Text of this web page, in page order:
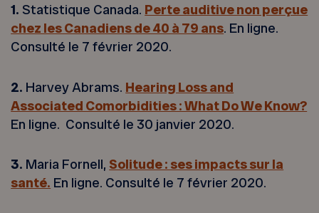
1. Statistique Canada. Perte auditive non perçue
chez les Canadiens de 40 à 79 ans. En ligne.
Consulté le 7 février 2020.
2. Harvey Abrams. Hearing Loss and
Associated Comorbidities : What Do We Know?
En ligne. Consulté le 30 janvier 2020.
3. Maria Fornell, Solitude : ses impacts sur la
santé. En ligne. Consulté le 7 février 2020.